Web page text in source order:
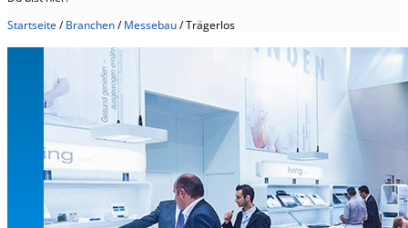
Startseite/Branchen/Messebau/Trägerlos